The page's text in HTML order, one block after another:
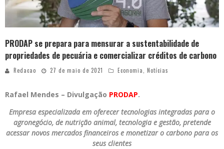
PRODAP se prepara para mensurar a sustentabilidade de
propriedades de pecuária e comercializar créditos de carbono
Redacao 27 de maio de 2021 Economia, Notícias
Rafael Mendes – Divulgação PRODAP.
Empresa especializada em oferecer tecnologias integradas para o
agronegócio, de nutrição animal, tecnologia e gestão, pretende
acessar novos mercados financeiros e monetizar o carbono para os
seus clientes